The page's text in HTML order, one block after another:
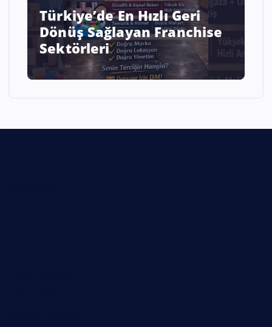
Savaş ve Kriz Ortamında
Enflasyonist Bir Ülkede İş
Kurmak mı Sabretmek mi?